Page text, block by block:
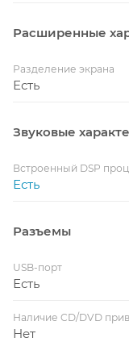
Расширенные
Разделение экрана
Есть
Звуковые
Встроенный DSP
Есть
Разъемы
USB-порт
Есть
Наличие CD/DVD
Нет